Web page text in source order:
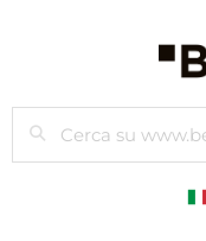
Cercare